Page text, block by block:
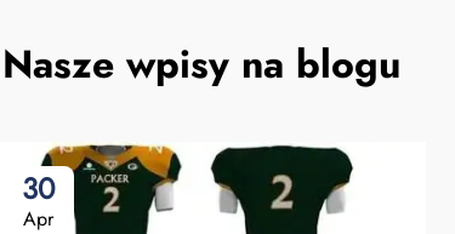
Nasze wpisy na blogu
30
Apr